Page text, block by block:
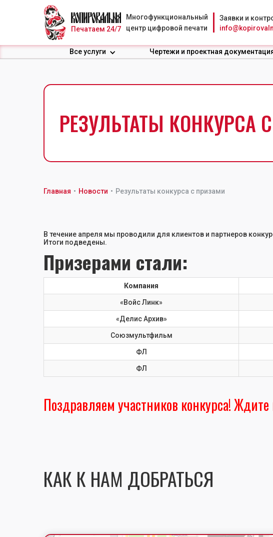
Печатаем 24/7
Многофункциональный
центр цифровой печати
Заявки и
Все услуги Чертежи и проектная
РЕЗУЛЬТАТЫ КОНКУРСА
Главная • Новости • Результаты конкурса с призами
В течение апреля мы проводили для клиентов и партнеров
Итоги подведены.
Призерами стали:
Компания
«Войс Линк»
«Делис Архив»
Союзмультфильм
ФЛ
ФЛ
Поздравляем участников конкурса!
КАК К НАМ ДОБРАТЬСЯ